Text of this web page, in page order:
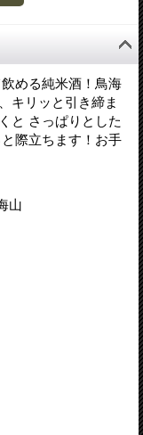
める純米酒！鳥海
キリッと引き締ま
と さっぱりとした
際立ちます！お手
山